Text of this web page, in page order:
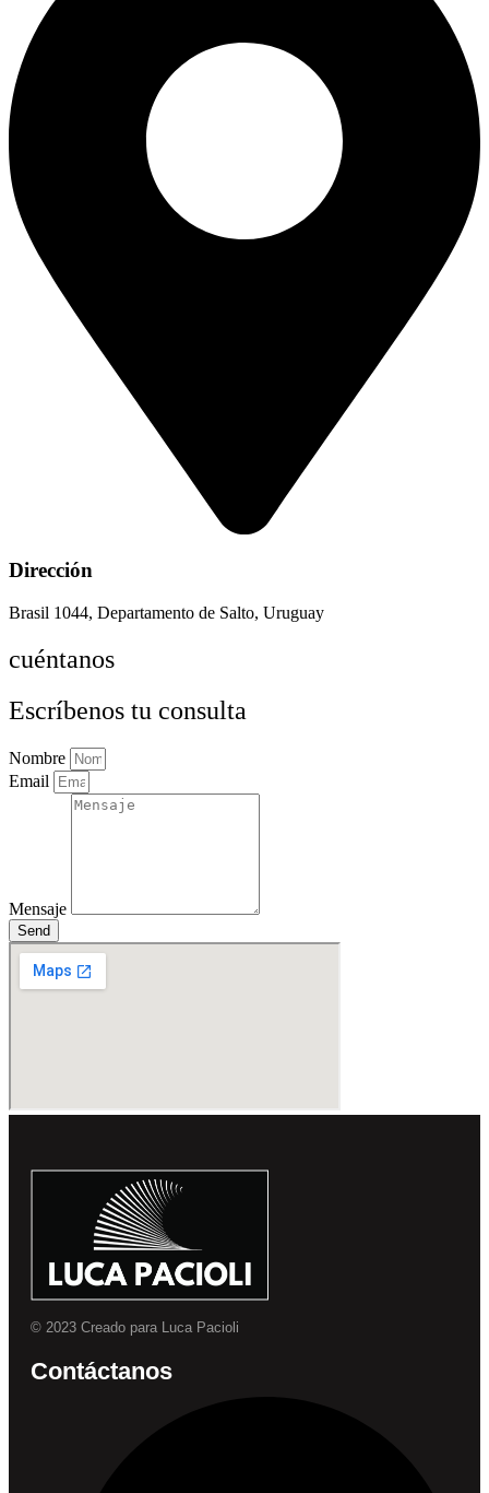
Dirección
Brasil 1044, Departamento de Salto, Uruguay
cuéntanos
Escríbenos tu consulta
Nombre
Email
Mensaje
Send
© 2023 Creado para Luca Pacioli
Contáctanos